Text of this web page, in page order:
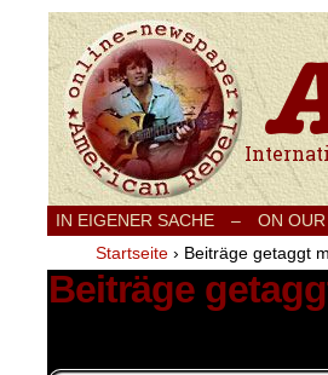
IN EIGENER SACHE – ON
Startseite › Beiträge getaggt
Beiträge